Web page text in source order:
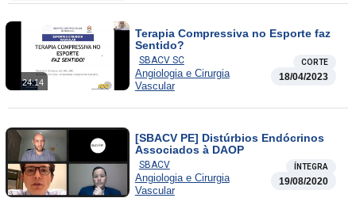
24:14
Terapia Compressiva no Esporte faz
Sentido?
SBACV SC CORTE
Angiologia e Cirurgia
Vascular
18/04/2023
[SBACV PE] Distúrbios Endócrinos
Associados à DAOP
SBACV ÍNTEGRA
Angiologia e Cirurgia
Vascular
19/08/2020